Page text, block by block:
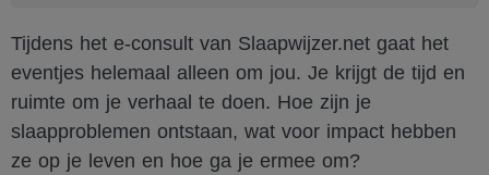
Tijdens het e-consult van Slaapwijzer.net gaat het
eventjes helemaal alleen om jou. Je krijgt de tijd en
ruimte om je verhaal te doen. Hoe zijn je
slaapproblemen ontstaan, wat voor impact hebben
ze op je leven en hoe ga je ermee om?